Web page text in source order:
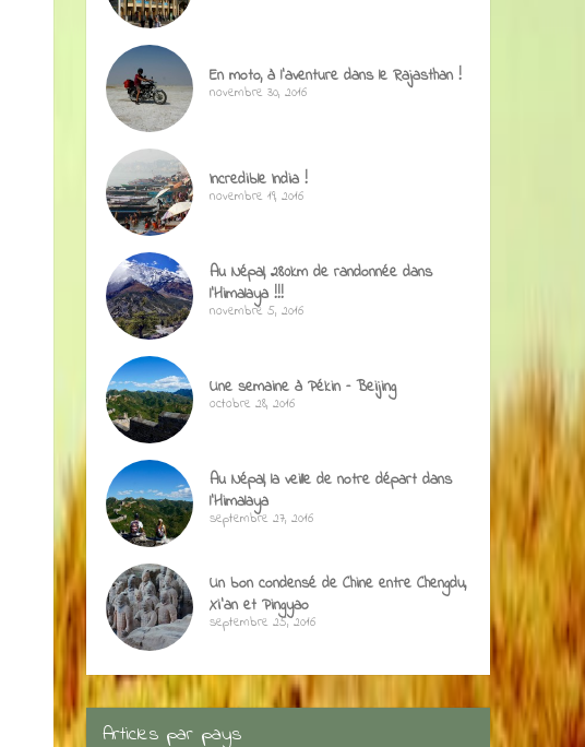
En moto, à l’aventure dans le Rajasthan !
novembre 30, 2016
Incredible India !
novembre 19, 2016
Au Népal, 280km de randonnée dans
l’Himalaya !!!
novembre 5, 2016
Une semaine à Pékin – Beijing
octobre 28, 2016
Au Népal, la veille de notre départ dans
l’Himalaya
septembre 27, 2016
Un bon condensé de Chine entre Chengdu,
Xi’an et Pingyao
septembre 25, 2016
Articles par pays